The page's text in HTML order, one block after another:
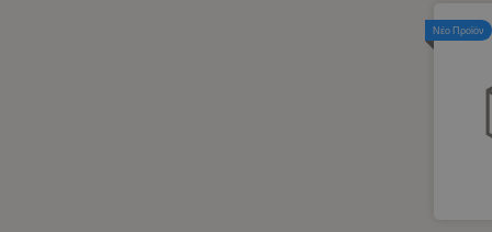
Νέο Προϊόν